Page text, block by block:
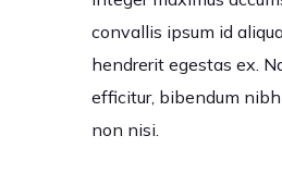
convallis ipsum id
hendrerit egestas ex.
efficitur, bibendum nibh
non nisi.